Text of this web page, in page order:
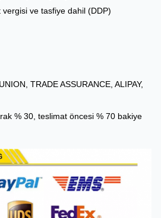
ve tasfiye dahil (DDP)
TRADE ASSURANCE, ALIPAY,
% 30, teslimat öncesi % 70 bakiye